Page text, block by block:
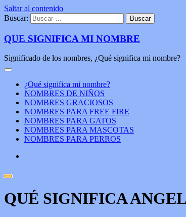
Saltar al contenido
Buscar:
QUE SIGNIFICA MI NOMBRE
Significado de los nombres, ¿Qué significa mi nombre?
¿Qué significa mi nombre?
NOMBRES DE NIÑOS
NOMBRES GRACIOSOS
NOMBRES PARA FREE FIRE
NOMBRES PARA GATOS
NOMBRES PARA MASCOTAS
NOMBRES PARA PERROS
QUÉ SIGNIFICA